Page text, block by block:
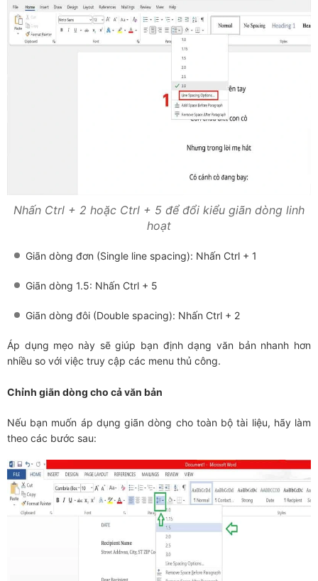
Nhấn Ctrl + 2 hoặc Ctrl + 5 để đổi kiểu giãn dòng linh
hoạt
Giãn dòng đơn (Single line spacing): Nhấn Ctrl + 1
Giãn dòng 1.5: Nhấn Ctrl + 5
Giãn dòng đôi (Double spacing): Nhấn Ctrl + 2
Áp dụng mẹo này sẽ giúp bạn định dạng văn bản nhanh hơn
nhiều so với việc truy cập các menu thủ công.
Chỉnh giãn dòng cho cả văn bản
Nếu bạn muốn áp dụng giãn dòng cho toàn bộ tài liệu, hãy làm
theo các bước sau: